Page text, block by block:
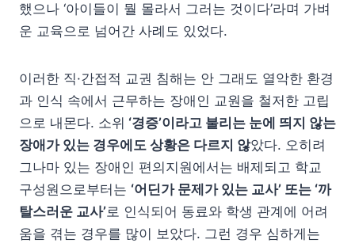
했으나 ‘아이들이 뭘 몰라서 그러는 것이다’라며 가벼
운 교육으로 넘어간 사례도 있었다.
이러한 직·간접적 교권 침해는 안 그래도 열악한 환경
과 인식 속에서 근무하는 장애인 교원을 철저한 고립
으로 내몬다. 소위 ‘경증’이라고 불리는 눈에 띄지 않는
장애가 있는 경우에도 상황은 다르지 않았다. 오히려
그나마 있는 장애인 편의지원에서는 배제되고 학교
구성원으로부터는 ‘어딘가 문제가 있는 교사’ 또는 ‘까
탈스러운 교사’로 인식되어 동료와 학생 관계에 어려
움을 겪는 경우를 많이 보았다. 그런 경우 심하게는